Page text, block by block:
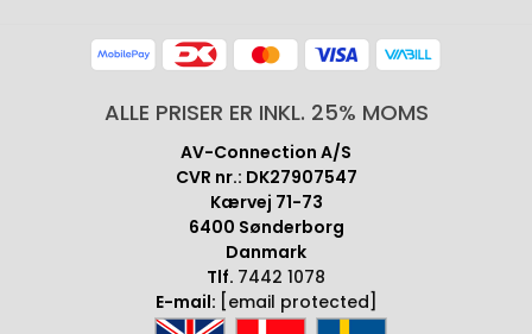
ALLE PRISER ER INKL. 25% MOMS
AV-Connection A/S
CVR nr.: DK27907547
Kærvej 71-73
6400 Sønderborg
Danmark
Tlf. 7442 1078
E-mail: [email protected]